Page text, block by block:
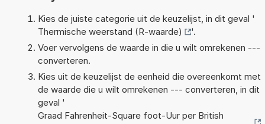
Kies de juiste categorie uit de keuzelijst, in dit geval '
Thermische weerstand (R-waarde)
'.
Voer vervolgens de waarde in die u wilt omrekenen ---
converteren.
Kies uit de keuzelijst de eenheid die overeenkomt met
de waarde die u wilt omrekenen --- converteren, in dit
geval '
Graad Fahrenheit-Square foot-Uur per British